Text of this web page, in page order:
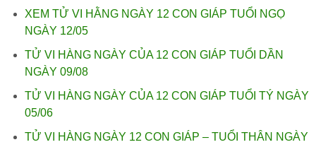
XEM TỬ VI HẰNG NGÀY 12 CON GIÁP TUỔI NGỌ
NGÀY 12/05
TỬ VI HÀNG NGÀY CỦA 12 CON GIÁP TUỔI DẦN
NGÀY 09/08
TỬ VI HÀNG NGÀY CỦA 12 CON GIÁP TUỔI TÝ NGÀY
05/06
TỬ VI HÀNG NGÀY 12 CON GIÁP – TUỔI THÂN NGÀY